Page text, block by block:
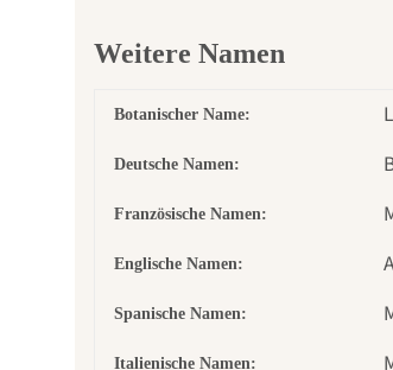
Weitere Namen
Botanischer Name:
Deutsche Namen:
Französische Namen:
Englische Namen:
Spanische Namen:
Italienische Namen: